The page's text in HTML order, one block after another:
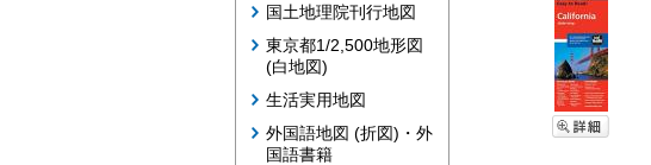
国土地理院刊行地図
東京都1/2,500地形図
(白地図)
生活実用地図
外国語地図 (折図)・外
国語書籍